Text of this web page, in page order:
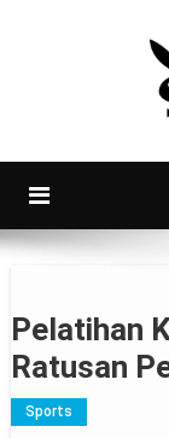
Pelatihan
Ratusan
Sports